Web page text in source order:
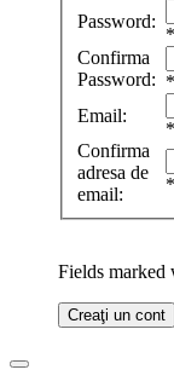
Password:
*
Confirma
Password: *
Email:
*
Confirma
adresa de
email:
*
Fields marked
Creaţi un cont